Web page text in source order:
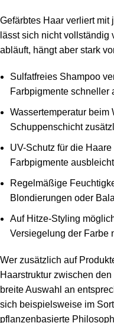
Gefärbtes Haar verliert
lässt sich nicht
abläuft, hängt aber stark
Sulfatfreies Shampoo
Farbpigmente schneller
Wassertemperatur
Schuppenschicht
UV-Schutz für die
Farbpigmente ausbleicht
Regelmäßige
Blondierungen oder
Auf Hitze-Styling
Versiegelung der Farbe
Wer zusätzlich auf
Haarstruktur zwischen
breite Auswahl an
sich beispielsweise im
pflanzenbasierte